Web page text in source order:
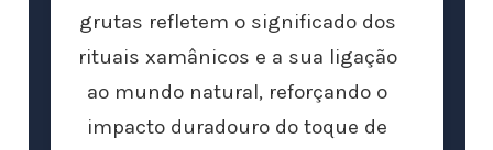
grutas refletem o significado dos
rituais xamânicos e a sua ligação
ao mundo natural, reforçando o
impacto duradouro do toque de